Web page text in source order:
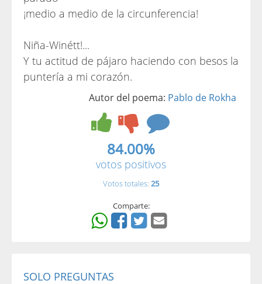
¡medio a medio de la circunferencia!
Niña-Winétt!...
Y tu actitud de pájaro haciendo con besos la
puntería a mi corazón.
Autor del poema: Pablo de Rokha
84.00%
votos positivos
Votos totales: 25
Comparte:
SOLO PREGUNTAS